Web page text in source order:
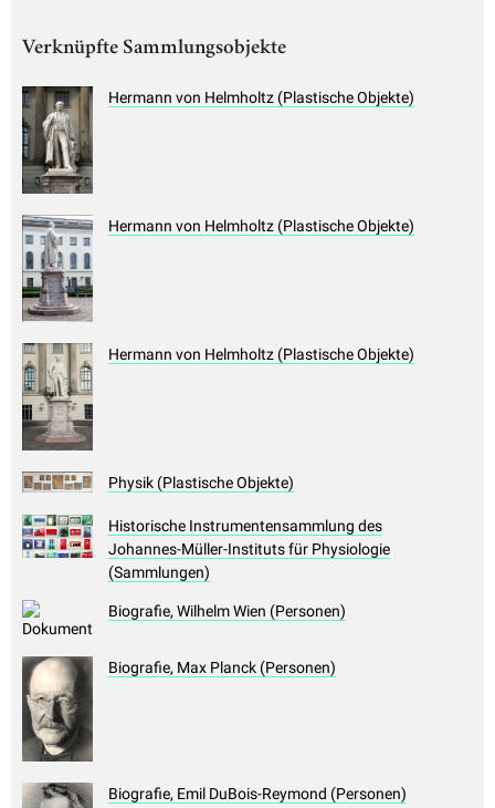
Verknüpfte Sammlungsobjekte
Hermann von Helmholtz (Plastische Objekte)
Hermann von Helmholtz (Plastische Objekte)
Hermann von Helmholtz (Plastische Objekte)
Physik (Plastische Objekte)
Historische Instrumentensammlung des
Johannes-Müller-Instituts für Physiologie
(Sammlungen)
Biografie, Wilhelm Wien (Personen)
Biografie, Max Planck (Personen)
Biografie, Emil DuBois-Reymond (Personen)